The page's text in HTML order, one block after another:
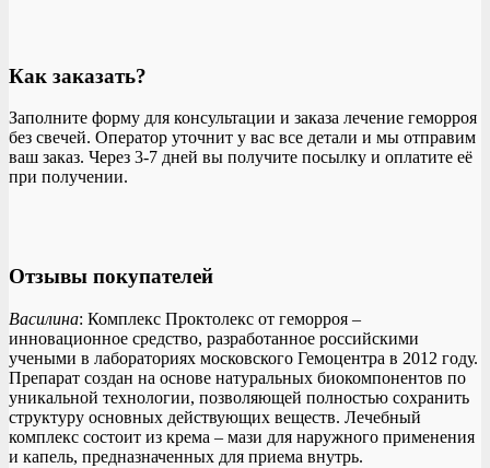
Как заказать?
Заполните форму для консультации и заказа лечение геморроя
без свечей. Оператор уточнит у вас все детали и мы отправим
ваш заказ. Через 3-7 дней вы получите посылку и оплатите её
при получении.
Отзывы покупателей
Василина: Комплекс Проктолекс от геморроя –
инновационное средство, разработанное российскими
учеными в лабораториях московского Гемоцентра в 2012 году.
Препарат создан на основе натуральных биокомпонентов по
уникальной технологии, позволяющей полностью сохранить
структуру основных действующих веществ. Лечебный
комплекс состоит из крема – мази для наружного применения
и капель, предназначенных для приема внутрь.